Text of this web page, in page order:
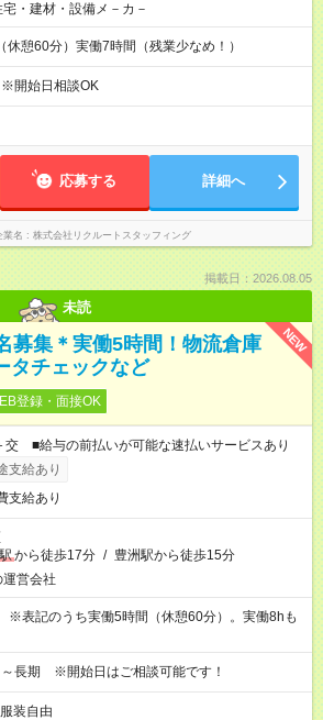
・建材・設備メ－カ－
休憩60分）実働7時間（残業少なめ！）
開始日相談OK
応募する 詳細へ
業名 株式会社リクルートスタッフィング
掲載日：2026.08.05
未読
NEW
募集＊実働5時間！物流倉庫
タチェックなど
登録・面接OK
交 ■給与の前払いが可能な速払いサービスあり
支給あり
支給あり
から徒歩17分 / 豊洲駅から徒歩15分
営会社
表記のうち実働5時間（休憩60分）。実働8hも
～長期 ※開始日はご相談可能です！
服装自由